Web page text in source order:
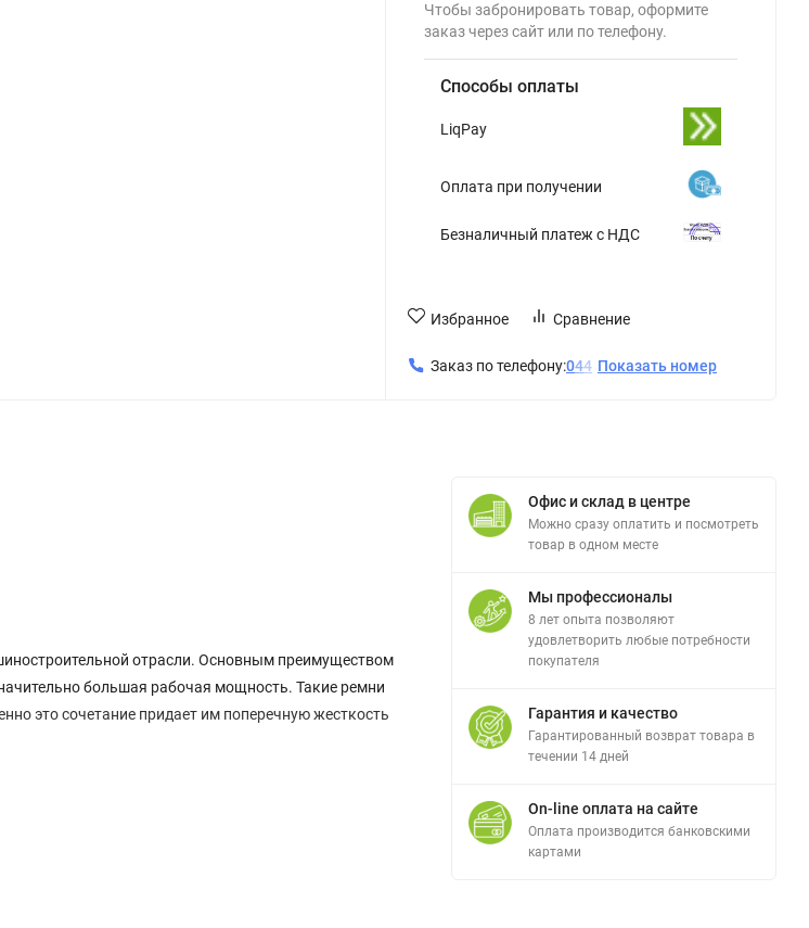
Чтобы забронировать товар, оформите
заказ через сайт или по телефону.
Способы оплаты
LiqPay
Оплата при получении
Безналичный платеж с НДС
Избранное Сравнение
Заказ по телефону:044 Показать номер
отрасли. Основным преимуществом
большая рабочая мощность. Такие ремни
это сочетание придает им поперечную жесткость
Офис и склад в центре
Можно сразу оплатить и посмотреть
товар в одном месте
Мы профессионалы
8 лет опыта позволяют
удовлетворить любые потребности
покупателя
Гарантия и качество
Гарантированный возврат товара в
течении 14 дней
On-line оплата на сайте
Оплата производится банковскими
картами